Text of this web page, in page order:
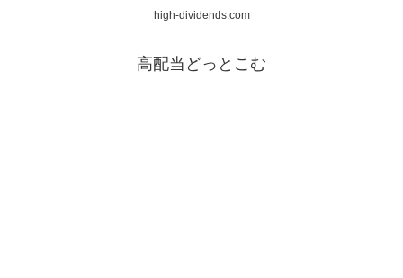
high-dividends.com
高配当どっとこむ